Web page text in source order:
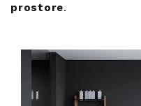
prostore.